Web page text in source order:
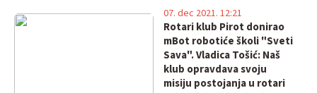
Rotari klub Pirot donirao
mBot robotiće školi "Sveti
Sava". Vladica Tošić: Naš
klub opravdava svoju
misiju postojanja u rotari
07. dec 2021. 12:21